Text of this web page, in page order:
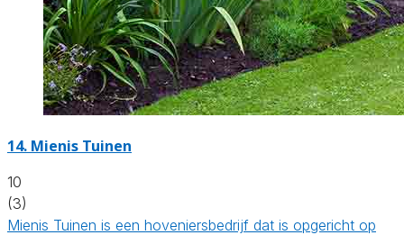
14. Mienis Tuinen
10
(3)
Mienis Tuinen is een hoveniersbedrijf dat is opgericht op